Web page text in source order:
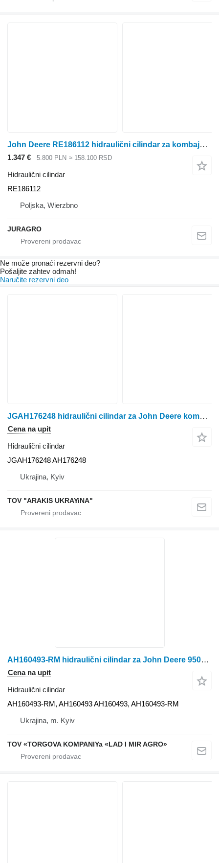
John Deere RE186112 hidraulični cilindar za kombajna za žito
1.347 € 5.800 PLN ≈ 158.100 RSD
Hidraulični cilindar
RE186112
Poljska, Wierzbno
JURAGRO
Ne može pronaći rezervni dеo?
Pošaljite zahtev odmah!
Naručite rezervni dеo
JGAH176248 hidraulični cilindar za John Deere kombajna za žito
Cena na upit
Hidraulični cilindar
JGAH176248 AH176248
Ukrajina, Kyiv
TOV "ARAKIS UKRAYiNA"
AH160493-RM hidraulični cilindar za John Deere 9500 kombajna za žito
Cena na upit
Hidraulični cilindar
AH160493-RM, AH160493 AH160493, AH160493-RM
Ukrajina, m. Kyiv
TOV «TORGOVA KOMPANIYa «LAD I MIR AGRO»